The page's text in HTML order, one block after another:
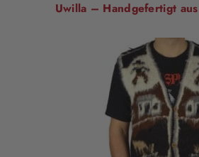
Uwilla – Handgefertigt